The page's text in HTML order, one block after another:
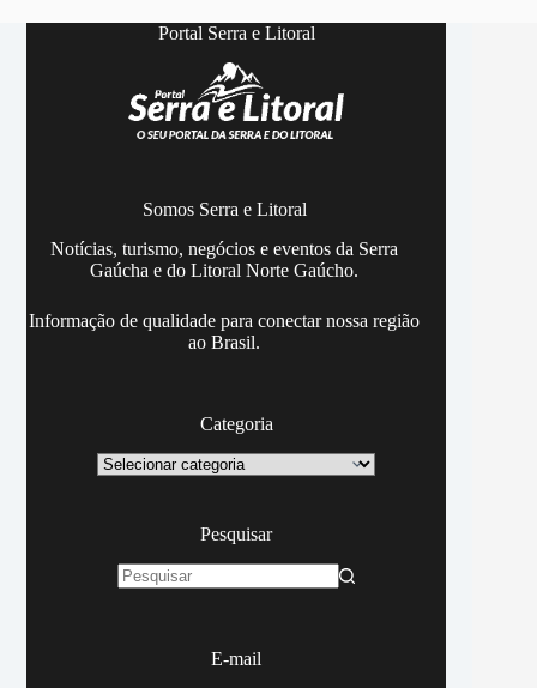
Portal Serra e Litoral
Somos Serra e Litoral
Notícias, turismo, negócios e eventos da Serra
Gaúcha e do Litoral Norte Gaúcho.
Informação de qualidade para conectar nossa região
ao Brasil.
Categoria
Categoria
Pesquisar
E-mail